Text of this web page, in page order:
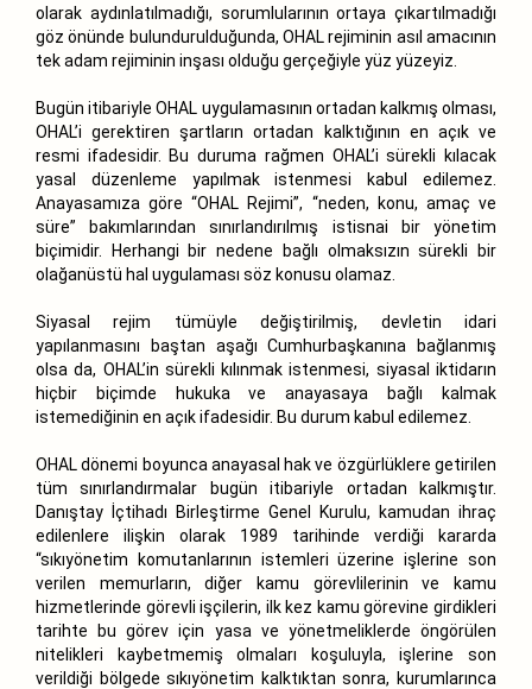
olarak aydınlatılmadığı, sorumlularının ortaya çıkartılmadığı
göz önünde bulundurulduğunda, OHAL rejiminin asıl amacının
tek adam rejiminin inşası olduğu gerçeğiyle yüz yüzeyiz.
Bugün itibariyle OHAL uygulamasının ortadan kalkmış olması,
OHAL’i gerektiren şartların ortadan kalktığının en açık ve
resmi ifadesidir. Bu duruma rağmen OHAL’i sürekli kılacak
yasal düzenleme yapılmak istenmesi kabul edilemez.
Anayasamıza göre “OHAL Rejimi”, “neden, konu, amaç ve
süre” bakımlarından sınırlandırılmış istisnai bir yönetim
biçimidir. Herhangi bir nedene bağlı olmaksızın sürekli bir
olağanüstü hal uygulaması söz konusu olamaz.
Siyasal rejim tümüyle değiştirilmiş, devletin idari
yapılanmasını baştan aşağı Cumhurbaşkanına bağlanmış
olsa da, OHAL’in sürekli kılınmak istenmesi, siyasal iktidarın
hiçbir biçimde hukuka ve anayasaya bağlı kalmak
istemediğinin en açık ifadesidir. Bu durum kabul edilemez.
OHAL dönemi boyunca anayasal hak ve özgürlüklere getirilen
tüm sınırlandırmalar bugün itibariyle ortadan kalkmıştır.
Danıştay İçtihadı Birleştirme Genel Kurulu, kamudan ihraç
edilenlere ilişkin olarak 1989 tarihinde verdiği kararda
“sıkıyönetim komutanlarının istemleri üzerine işlerine son
verilen memurların, diğer kamu görevlilerinin ve kamu
hizmetlerinde görevli işçilerin, ilk kez kamu görevine girdikleri
tarihte bu görev için yasa ve yönetmeliklerde öngörülen
nitelikleri kaybetmemiş olmaları koşuluyla, işlerine son
verildiği bölgede sıkıyönetim kalktıktan sonra, kurumlarınca